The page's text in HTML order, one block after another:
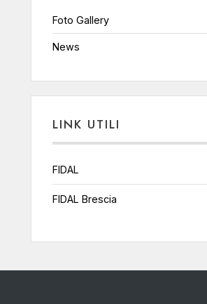
Foto Gallery
News
LINK UTILI
FIDAL
FIDAL Brescia